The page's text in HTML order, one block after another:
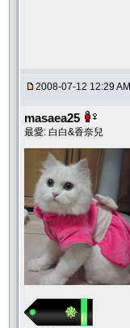
2008-07-12 12:29 AM
masaea25
最愛: 白白&香奈兒